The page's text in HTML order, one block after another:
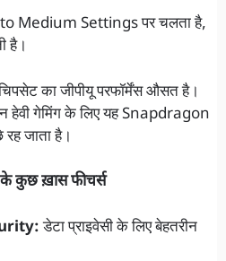
Medium Settings पर चलता है,
है।
का जीपीयू परफॉर्मेंस औसत है।
हेवी गेमिंग के लिए यह Snapdragon
जाता है।
कुछ ख़ास फीचर्स
डेटा प्राइवेसी के लिए बेहतरीन